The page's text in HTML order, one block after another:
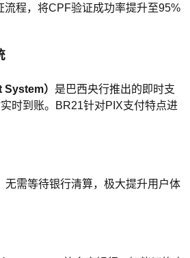
流程，将CPF验证成功率提升至95%
） 是巴西央行推出的即时支
时到账。BR21针对PIX支付特点进
无需等待银行清算，极大提升用户体